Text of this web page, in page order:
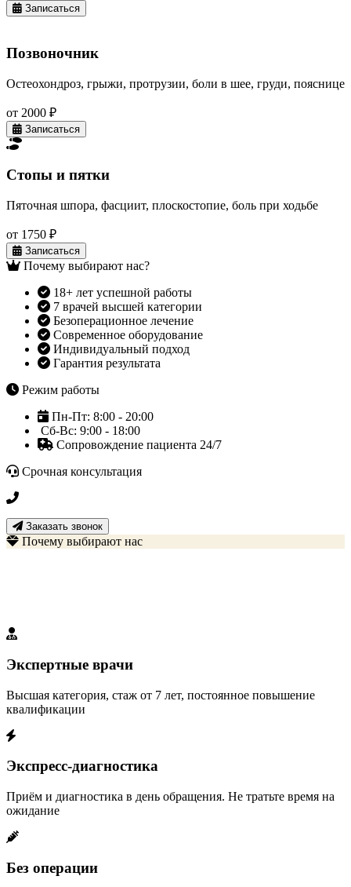
Записаться
Позвоночник
Остеохондроз, грыжи, протрузии, боли в шее, груди, пояснице
от 2000 ₽
Записаться
Стопы и пятки
Пяточная шпора, фасциит, плоскостопие, боль при ходьбе
от 1750 ₽
Записаться
Почему выбирают нас?
18+ лет успешной работы
7 врачей высшей категории
Безоперационное лечение
Современное оборудование
Индивидуальный подход
Гарантия результата
Режим работы
Пн-Пт: 8:00 - 20:00
Сб-Вс: 9:00 - 18:00
Сопровождение пациента 24/7
Срочная консультация
Заказать звонок
Почему выбирают нас
Экспертные врачи
Высшая категория, стаж от 7 лет, постоянное повышение
квалификации
Экспресс-диагностика
Приём и диагностика в день обращения. Не тратьте время на
ожидание
Без операции